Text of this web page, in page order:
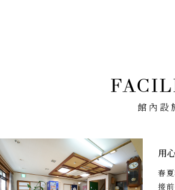
館內設
用
春
接